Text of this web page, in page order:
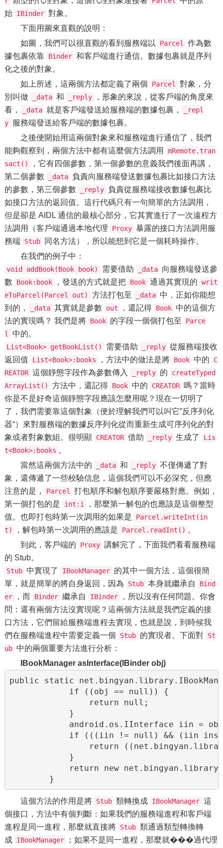
始 IBinder 對象。
下面用圖來直觀的說明：
如圖，我們可以很直觀的看到服務端以
Parcel
作為數
據包裹依靠 Binder 和客戶端進行通信。數據包裹就是序列
化之後的對象。
如上所述，這兩個方法都定義了兩個
Parcel
對象，分
別叫做
_data 和 _reply
，形象的來說，從客戶端的角度來
看，
_data 就是客戶端發送給服務端的數據包裹，
_repl
y
服務端發送給客戶端的數據包裹。
之後便開始用這兩個對象來和服務端進行通信了，我們
能夠觀察到，兩個方法中都有這麼個方法調用
mRemote.tran
sact()
，它有四個參數，第一個參數的意義我們後面再講，
第二個參數
_data 負責向服務端發送數據包裹比如接口方法
的參數，第三個參數
_reply 負責從服務端接收數據包裹比
如接口方法的返回值。這行代碼只有一句簡單的方法調用，
但是卻是 AIDL 通信的最核心部分，它其實進行了一次遠程方
法調用（客戶端通過本地代理
Proxy 暴露的接口方法調用服
務端 Stub
同名方法），所以能想到它是一個耗時操作。
在我們的例子中：
void addBook(Book book) 需要借助 _data 向服務端發送參
數
Book:book ，發送的方式就是把 Book 通過其實現的 writ
eToParcel(Parcel out)
方法打包至 _data 中，正如你能想
到的，
_data 其實就是參數 out ，還記得 Book 中的這個方
法的實現嗎？ 我們是將 Book 的字段一個個打包至
Parce
l
中的。
List<Book> getBookList() 需要借助 _reply 從服務端接收
返回值
List<Book>:books ，方法中的做法是將 Book 中的
C
REATOR 這個靜態字段作為參數傳入 _reply 的
createTyped
ArrayList()
方法中，還記得 Book 中的 CREATOR 嗎？當時
你是不是好奇這個靜態字段應該怎麼用呢？現在一切明了
了，我們需要靠這個對象（便於理解我們可以叫它”反序列化
器“）來對服務端的數據反序列化從而重新生成可序列化的對
象或者對象數組。很明顯 CREATOR 借助 _reply 生成了
Lis
t<Book>:books 。
當然這兩個方法中的
_data 和 _reply 不僅傳遞了對
象，還傳遞了一些校驗信息，這個我們可以不必深究，但應
注意的是，
Parcel
打包順序和解包順序要嚴格對應。例如，
第一個打包的是
int:i
，那麼第一解包的也應該是這個整型
值。也即打包時第一次調用的如果是
Parcel.writeInt(in
t)
，解包時第一次調用的應該是 Parcel.readInt() 。
到此，客戶端的
Proxy 講解完了，下面我們看看服務端
的 Stub。
Stub 中實現了 IBookManager 的其中一個方法，這個很簡
單，就是簡單的將自身返回，因為
Stub 本身就繼承自
Bind
er
，而 Binder 繼承自 IBinder
，所以沒有任何問題。你會
問：還有兩個方法沒實現呢？這兩個方法就是我們定義的接
口方法，它們留給服務端進程去實現，也就是說，到時候我
們在服務端進程中需要定義一個
Stub 的實現者。下面對 St
ub 中的兩個重要方法進行分析：
IBookManager asInterface(IBinder obj)
public static
            if ((obj == null)) {
                return null;
            }
android.os.IInterface iin =
if (((iin != null) && (iin
return
            }
return new
        }
這個方法的作用是將 Stub 類轉換成 IBookManager 這
個接口，方法中有個判斷：如果我們的服務端進程和客戶端
進程是同一進程，那麼就直接將 Stub 類通過類型轉換轉
成 IBookManager
；如果不是同一進程，那麼就���過代理